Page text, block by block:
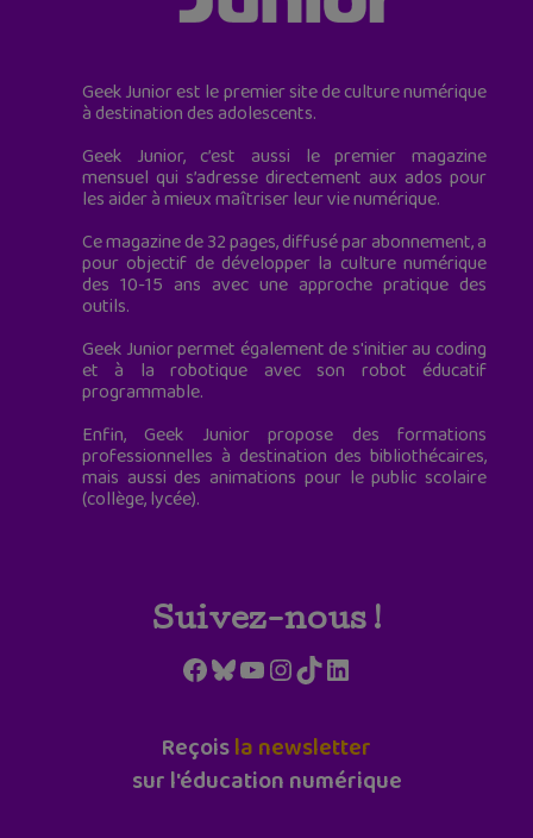
Geek Junior est le premier site de culture numérique
à destination des adolescents.
Geek Junior, c’est aussi le premier magazine
mensuel qui s’adresse directement aux ados pour
les aider à mieux maîtriser leur vie numérique.
Ce magazine de 32 pages, diffusé par abonnement, a
pour objectif de développer la culture numérique
des 10-15 ans avec une approche pratique des
outils.
Geek Junior permet également de s'initier au coding
et à la robotique avec son robot éducatif
programmable.
Enfin, Geek Junior propose des formations
professionnelles à destination des bibliothécaires,
mais aussi des animations pour le public scolaire
(collège, lycée).
Suivez-nous !
Facebook
Bluesky
YouTube
Instagram
TikTokLinkedIn
Reçoisla newsletter
sur l'éducation numérique